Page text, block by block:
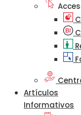
Artículos
Informativos